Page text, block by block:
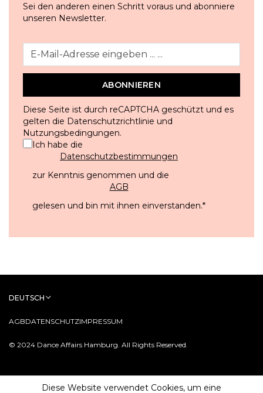
Sei den anderen einen Schritt voraus und abonniere
unseren Newsletter.
ABONNIEREN
Diese Seite ist durch reCAPTCHA geschützt und es
gelten die Datenschutzrichtlinie und
Nutzungsbedingungen.
Ich habe die
Datenschutzbestimmungen
zur Kenntnis genommen und die
AGB
gelesen und bin mit ihnen einverstanden.*
© 2024 Dance Affairs Hamburg. All Rights Reserved.
AGBDATENSCHUTZIMPRESSUM
DEUTSCH
Diese Website verwendet Cookies, um eine